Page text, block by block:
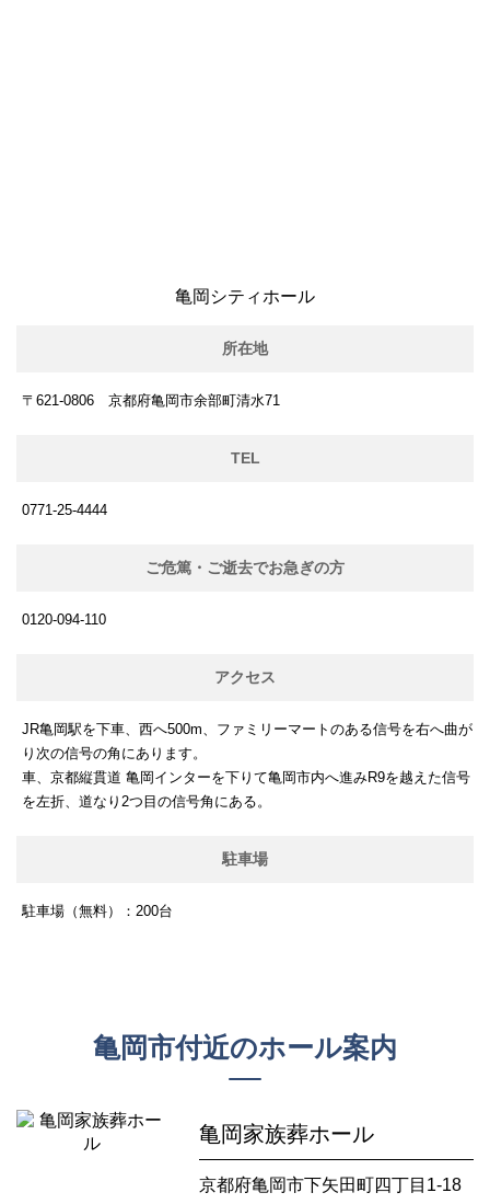
亀岡シティホール
所在地
〒621-0806 京都府亀岡市余部町清水71
TEL
0771-25-4444
ご危篤・ご逝去でお急ぎの方
0120-094-110
アクセス
JR亀岡駅を下車、西へ500m、ファミリーマートのある信号を右へ曲が
り次の信号の角にあります。
車、京都縦貫道 亀岡インターを下りて亀岡市内へ進みR9を越えた信号
を左折、道なり2つ目の信号角にある。
駐車場
駐車場（無料）：200台
亀岡市付近のホール案内
亀岡家族葬ホール
京都府亀岡市下矢田町四丁目1-18